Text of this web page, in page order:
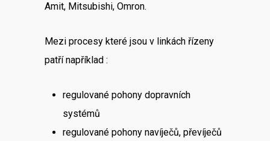
Amit, Mitsubishi, Omron.
Mezi procesy které jsou v linkách řízeny
patří například :
regulované pohony dopravních
systémů
regulované pohony navíječů, převíječů